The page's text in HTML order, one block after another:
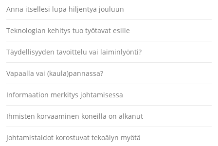
Anna itsellesi lupa hiljentyä jouluun
Teknologian kehitys tuo työtavat esille
Täydellisyyden tavoittelu vai laiminlyönti?
Vapaalla vai (kaula)pannassa?
Informaation merkitys johtamisessa
Ihmisten korvaaminen koneilla on alkanut
Johtamistaidot korostuvat tekoälyn myötä